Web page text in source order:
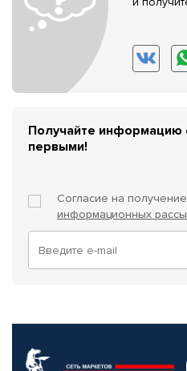
Получайте информацию
первыми!
Согласие на получение
информационных